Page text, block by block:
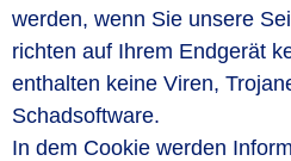
werden, wenn Sie unsere
richten auf Ihrem Endgerät
enthalten keine Viren,
Schadsoftware.
In dem Cookie werden